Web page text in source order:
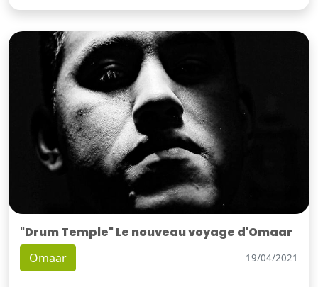
"Drum Temple" Le nouveau voyage d'Omaar
Omaar 19/04/2021